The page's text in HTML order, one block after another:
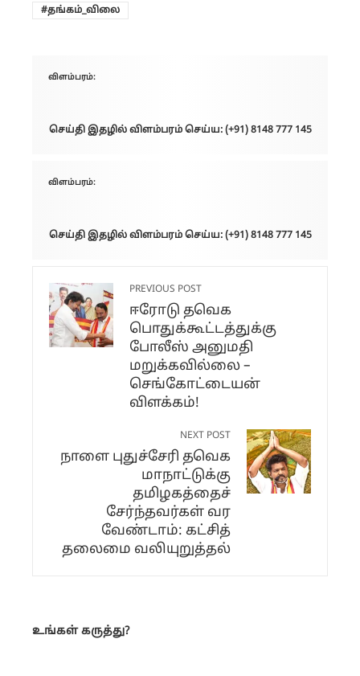
தங்கம்_விலை
விளம்பரம்:
செய்தி இதழில் விளம்பரம் செய்ய: (+91) 8148 777 145
விளம்பரம்:
செய்தி இதழில் விளம்பரம் செய்ய: (+91) 8148 777 145
PREVIOUS POST
ஈரோடு தவெக
பொதுக்கூட்டத்துக்கு
போலீஸ் அனுமதி
மறுக்கவில்லை –
செங்கோட்டையன்
விளக்கம்!
NEXT POST
நாளை புதுச்சேரி தவெக
மாநாட்டுக்கு
தமிழகத்தைச்
சேர்ந்தவர்கள் வர
வேண்டாம்: கட்சித்
தலைமை வலியுறுத்தல்
உங்கள் கருத்து?